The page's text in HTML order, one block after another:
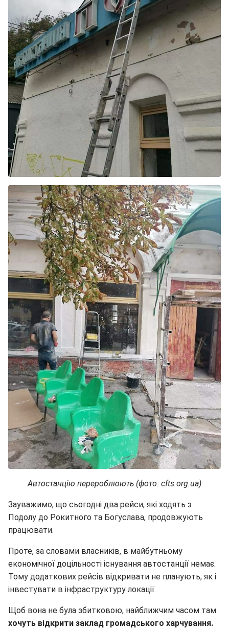
Автостанцію перероблюють (фото: cfts.org.ua)
Зауважимо, що сьогодні два рейси, які ходять з
Подолу до Рокитного та Богуслава, продовжують
працювати.
Проте, за словами власників, в майбутньому
економічної доцільності існування автостанції немає.
Тому додаткових рейсів відкривати не планують, як і
інвестувати в інфраструктуру локації.
Щоб вона не була збитковою, найближчим часом там
хочуть відкрити заклад громадського харчування.